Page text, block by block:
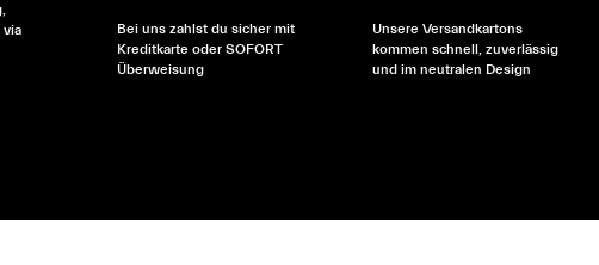
Bei uns zahlst du sicher mit
Kreditkarte oder SOFORT
Überweisung
Unsere Versandkartons
kommen schnell, zuverlässig
und im neutralen Design